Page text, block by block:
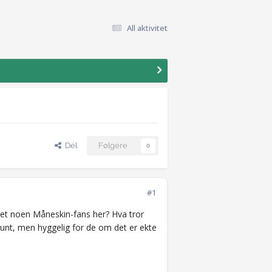
All aktivitet
Del Følgere 0
#1
noen Måneskin-fans her? Hva tror
men hyggelig for de om det er ekte